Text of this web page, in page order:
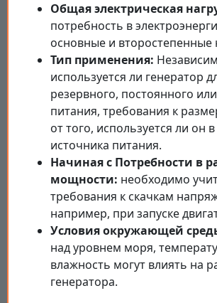
Общая электрическая
потребность в
основные и второстепенные
Тип применения:
используется ли генератор
резервного, постоянного
питания, требования к
от того, используется ли он
источника питания.
Начиная с Потребности в
мощности: необходимо
требования к скачкам
например, при запуске
Условия окружающей
над уровнем моря,
влажность могут влиять на
генератора.